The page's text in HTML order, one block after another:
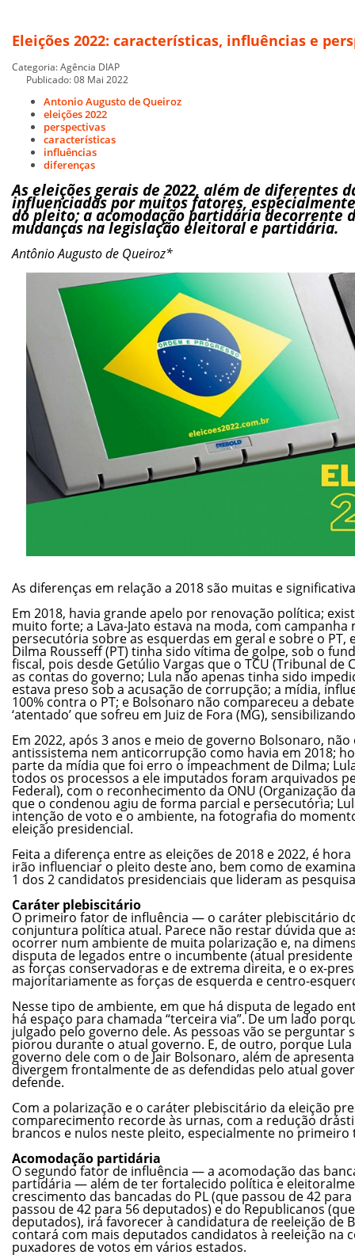
Eleições 2022: características, influências e
Categoria:Agência DIAP
Publicado: 08 Mai 2022
Antonio Augusto de Queiroz
eleições 2022
perspectivas
características
influências
diferenças
As eleições gerais de 2022, além de diferentes
influenciadas por muitos fatores,
do pleito; a acomodação partidária decorrente
mudanças na legislação eleitoral e partidária.
Antônio Augusto de Queiroz*
As diferenças em relação a 2018 são muitas e
Em 2018, havia grande apelo por renovação política;
muito forte; a Lava-Jato estava na moda, com
persecutória sobre as esquerdas em geral e sobre o
Dilma Rousseff (PT) tinha sido vítima de golpe, sob o
fiscal, pois desde Getúlio Vargas que o TCU (Tribunal de
as contas do governo; Lula não apenas tinha sido
estava preso sob a acusação de corrupção; a mídia,
100% contra o PT; e Bolsonaro não compareceu a
‘atentado’ que sofreu em Juiz de Fora (MG),
Em 2022, após 3 anos e meio de governo Bolsonaro,
antissistema nem anticorrupção como havia em 2018;
parte da mídia que foi erro o impeachment de Dilma;
todos os processos a ele imputados foram arquivados
Federal), com o reconhecimento da ONU (Organização
que o condenou agiu de forma parcial e persecutória;
intenção de voto e o ambiente, na fotografia do
eleição presidencial.
Feita a diferença entre as eleições de 2018 e 2022, é
irão influenciar o pleito deste ano, bem como de
1 dos 2 candidatos presidenciais que lideram as
Caráter plebiscitário
O primeiro fator de influência — o caráter plebiscitário
conjuntura política atual. Parece não restar dúvida que
ocorrer num ambiente de muita polarização e, na
disputa de legados entre o incumbente (atual
as forças conservadoras e de extrema direita, e o ex-
majoritariamente as forças de esquerda e centro-
Nesse tipo de ambiente, em que há disputa de legado
há espaço para chamada “terceira via”. De um lado
julgado pelo governo dele. As pessoas vão se perguntar
piorou durante o atual governo. E, de outro, porque
governo dele com o de Jair Bolsonaro, além de
divergem frontalmente de as defendidas pelo atual
defende.
Com a polarização e o caráter plebiscitário da eleição
comparecimento recorde às urnas, com a redução
brancos e nulos neste pleito, especialmente no primeiro
Acomodação partidária
O segundo fator de influência — a acomodação das
partidária — além de ter fortalecido política e
crescimento das bancadas do PL (que passou de 42
passou de 42 para 56 deputados) e do Republicanos
deputados), irá favorecer à candidatura de reeleição de
contará com mais deputados candidatos à reeleição na
puxadores de votos em vários estados.